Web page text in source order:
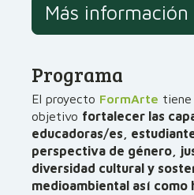
Más información
Programa
El proyecto FormArte tiene
objetivo fortalecer las
educadoras/es,
perspectiva de género,
diversidad cultural y
medioambiental así como